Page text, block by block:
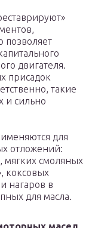
позволяет
двигателя.
присадок
такие
и сильно
для
отложений:
мягких смоляных
коксовых
нагаров в
для масла.